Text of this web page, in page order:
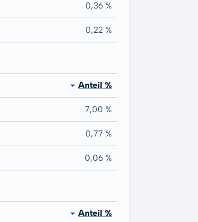
0,36 %
0,22 %
Anteil %
7,00 %
0,77 %
0,06 %
Anteil %